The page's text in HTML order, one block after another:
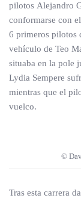
pilotos Alejandro
conformarse con
6 primeros pilotos
vehículo de Teo
situaba en la pole
Lydia Sempere
mientras que el
vuelco.
©
Tras esta carrera